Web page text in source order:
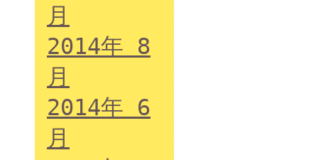
月
2014年 8
月
2014年 6
月